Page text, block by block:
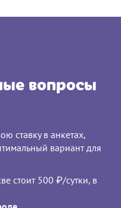
вопросы
ставку в анкетах,
вариант для
стоит 500 ₽/сутки, в